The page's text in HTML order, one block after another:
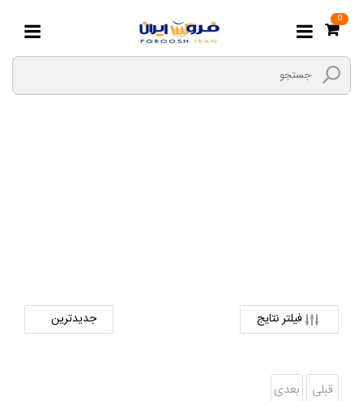
0
فیلتر نتایج
قبلی بعدی